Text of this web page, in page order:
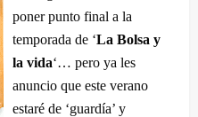
poner punto final a la
temporada de ‘La Bolsa y
la vida‘… pero ya les
anuncio que este verano
estaré de ‘guardía’ y